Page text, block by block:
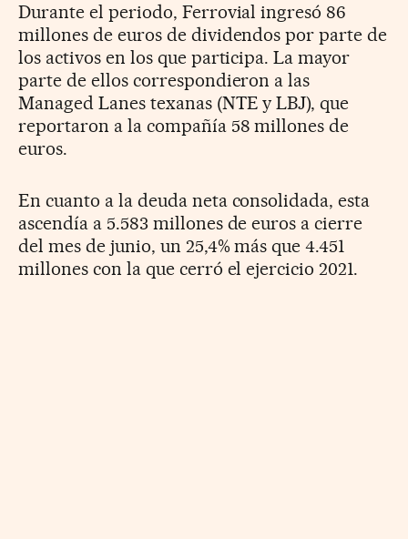
Durante el periodo, Ferrovial ingresó 86
millones de euros de dividendos por parte de
los activos en los que participa. La mayor
parte de ellos correspondieron a las
Managed Lanes texanas (NTE y LBJ), que
reportaron a la compañía 58 millones de
euros.
En cuanto a la deuda neta consolidada, esta
ascendía a 5.583 millones de euros a cierre
del mes de junio, un 25,4% más que 4.451
millones con la que cerró el ejercicio 2021.